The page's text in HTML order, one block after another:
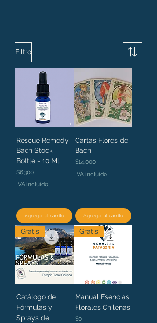
Filtro
Rescue Remedy
Bach Stock
Bottle - 10 Ml.
Precio
$6.300
IVA incluido
Agregar al carrito
Cartas Flores de
Bach
Precio
$14.000
IVA incluido
Agregar al carrito
Gratis
Catálogo de
Fórmulas y
Sprays de
Gratis
Manual Esencias
Florales Chilenas
Precio
$0